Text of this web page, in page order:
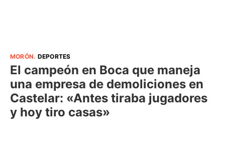
MORÓN. DEPORTES
El campeón en Boca que maneja
una empresa de demoliciones en
Castelar: «Antes tiraba jugadores
y hoy tiro casas»